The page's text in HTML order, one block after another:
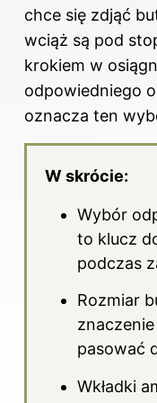
chce się zdjąć
wciąż są pod
krokiem w
odpowiedniego
oznacza ten
W skrócie:
Wybór
to klucz
podczas
Rozmiar
pasować
Wkładki